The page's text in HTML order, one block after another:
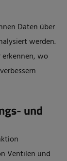
Daten über
werden.
erkennen, wo
und
Ventilen und